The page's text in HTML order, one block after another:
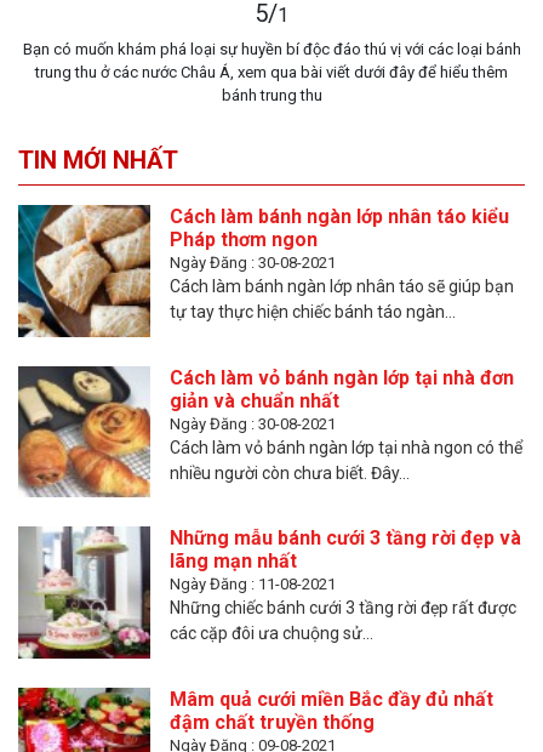
5/1
Bạn có muốn khám phá loại sự huyền bí độc đáo thú vị với các loại bánh
trung thu ở các nước Châu Á, xem qua bài viết dưới đây để hiểu thêm
bánh trung thu
TIN MỚI NHẤT
Cách làm bánh ngàn lớp nhân táo kiểu
Pháp thơm ngon
Ngày Đăng : 30-08-2021
Cách làm bánh ngàn lớp nhân táo sẽ giúp bạn
tự tay thực hiện chiếc bánh táo ngàn...
Cách làm vỏ bánh ngàn lớp tại nhà đơn
giản và chuẩn nhất
Ngày Đăng : 30-08-2021
Cách làm vỏ bánh ngàn lớp tại nhà ngon có thể
nhiều người còn chưa biết. Đây...
Những mẫu bánh cưới 3 tầng rời đẹp và
lãng mạn nhất
Ngày Đăng : 11-08-2021
Những chiếc bánh cưới 3 tầng rời đẹp rất được
các cặp đôi ưa chuộng sử...
Mâm quả cưới miền Bắc đầy đủ nhất
đậm chất truyền thống
Ngày Đăng : 09-08-2021